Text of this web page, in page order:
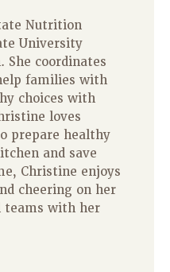
Nutrition
University
She coordinates
families with
choices with
loves
prepare healthy
and save
Christine enjoys
cheering on her
teams with her